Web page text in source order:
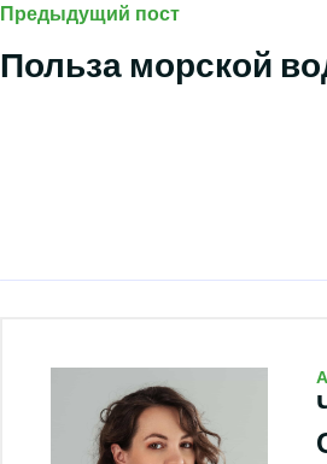
Предыдущий пост
Польза морской